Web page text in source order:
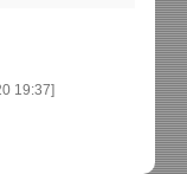
19:37]